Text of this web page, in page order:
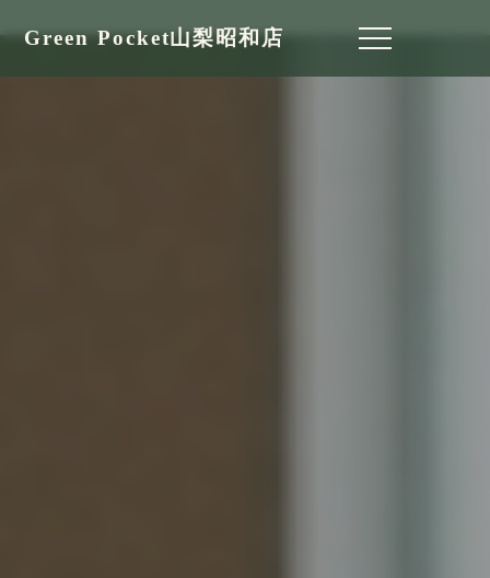
Green Pocket山梨昭和店